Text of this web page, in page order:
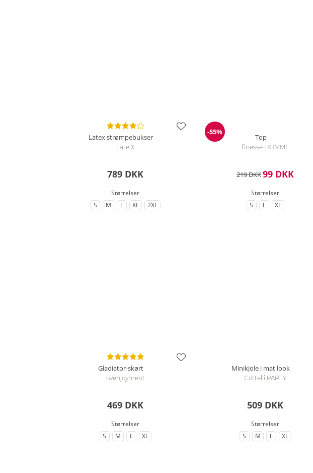
Latex strømpebukser
Late X
789 DKK
Størrelser
til Størrelse
S til Størrelse
M til Størrelse
L til Størrelse
XL til Størrelse
2XL
Rabat
-55%
Top
finesse HOMME
219 DKK99 DKK
Størrelser
til Størrelse
S til Størrelse
L til Størrelse
XL
Gladiator-skørt
Svenjoyment
469 DKK
Størrelser
til Størrelse
S til Størrelse
M til Størrelse
L til Størrelse
XL
Minikjole i mat look
Cottelli PARTY
509 DKK
Størrelser
til Størrelse
S til Størrelse
M til Størrelse
L til Størrelse
XL